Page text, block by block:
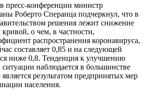
пресс-конференции министр
Роберто Сперанца подчеркнул, что в
решения лежит снижение
о чем, в частности,
распространения коронавируса,
составляет 0,85 и на следующей
ниже 0,8. Тенденция к улучшению
наблюдается в большинстве
результатом предпринятых мер
населения.